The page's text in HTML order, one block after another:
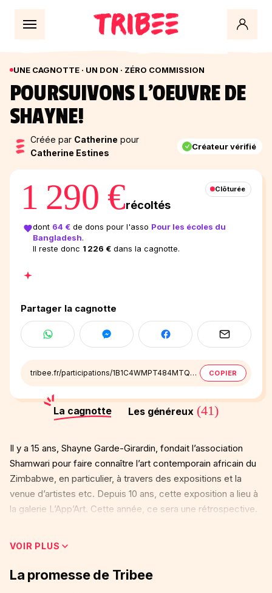
UNE CAGNOTTE · UN DON · ZÉRO COMMISSION
POURSUIVONS L'OEUVRE DE
SHAYNE!
Créée par Catherine pour
Catherine Estines
Créateur vérifié
La cagnotte Les généreux (41)
Il y a 15 ans, Shayne Garde-Girardin, fondait l’association
Shamwari pour faire connaître l’art contemporain africain du
Zimbabwe, en particulier, à travers des expositions et la
venue d’artistes etc. Depuis 10 ans, cette exposition a lieu à
la galerie L’App’Art. Cette année, ce sera une rétrospective.
artistes du Zimbabwe, nous organisons une cagnotte
publique qui sera gérée par une nouvelle association, Hodi!
VOIR PLUS
La promesse de Tribee
1 290 €récoltés
Clôturée
dont 64 € de dons pour l'asso Pour les écoles du
Bangladesh.
Il reste donc 1 226 € dans la cagnotte.
Partager la cagnotte
tribee.fr/participations/1B1C4WMPT484MTQJ8TV60J7TJF COPIER